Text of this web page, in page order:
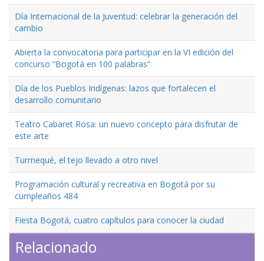
Día Internacional de la Juventud: celebrar la generación del
cambio
Abierta la convocatoria para participar en la VI edición del
concurso “Bogotá en 100 palabras”
Día de los Pueblos Indígenas: lazos que fortalecen el
desarrollo comunitario
Teatro Cabaret Rosa: un nuevo concepto para disfrutar de
este arte
Turmequé, el tejo llevado a otro nivel
Programación cultural y recreativa en Bogotá por su
cumpleaños 484
Fiesta Bogotá, cuatro capítulos para conocer la ciudad
Relacionado